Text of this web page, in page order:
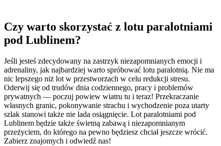
Czy warto skorzystać z lotu paralotniami
pod Lublinem?
Jeśli jesteś zdecydowany na zastrzyk niezapomnianych emocji i
adrenaliny, jak najbardziej warto spróbować lotu paralotnią. Nie ma
nic lepszego niż lot w przestworzach w celu redukcji stresu.
Oderwij się od trudów dnia codziennego, pracy i problemów
prywatnych — poczuj powiew wiatru tu i teraz! Przekraczanie
własnych granic, pokonywanie strachu i wychodzenie poza utarty
szlak stanowi także nie lada osiągnięcie. Lot paralotniami pod
Lublinem będzie także świetną zabawą i niezapomnianym
przeżyciem, do którego na pewno będziesz chciał jeszcze wrócić.
Zabierz znajomych i odwiedź nas!